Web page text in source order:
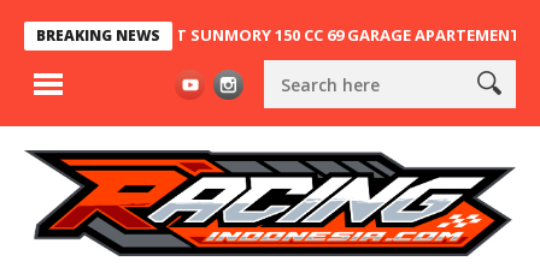
BREAKING NEWS
NINJA 2T SUNMORY 150 CC 69 GARAGE APARTEMENT X